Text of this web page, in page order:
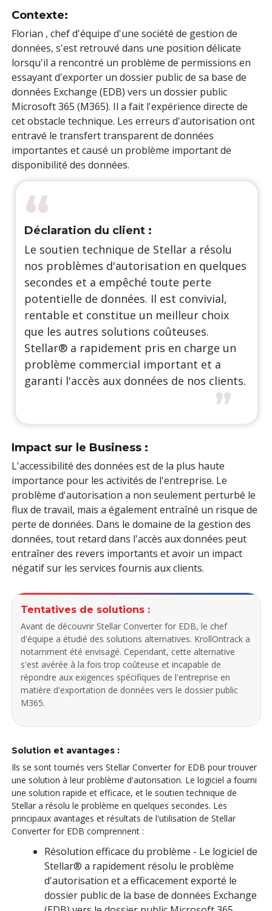
Contexte:
Florian , chef d'équipe d'une société de gestion de
données, s'est retrouvé dans une position délicate
lorsqu'il a rencontré un problème de permissions en
essayant d'exporter un dossier public de sa base de
données Exchange (EDB) vers un dossier public
Microsoft 365 (M365). Il a fait l'expérience directe de
cet obstacle technique. Les erreurs d'autorisation ont
entravé le transfert transparent de données
importantes et causé un problème important de
disponibilité des données.
“
Déclaration du client :
Le soutien technique de Stellar a résolu
nos problèmes d'autorisation en quelques
secondes et a empêché toute perte
potentielle de données. Il est convivial,
rentable et constitue un meilleur choix
que les autres solutions coûteuses.
Stellar® a rapidement pris en charge un
problème commercial important et a
garanti l'accès aux données de nos clients.
”
Impact sur le Business :
L'accessibilité des données est de la plus haute
importance pour les activités de l'entreprise. Le
problème d'autorisation a non seulement perturbé le
flux de travail, mais a également entraîné un risque de
perte de données. Dans le domaine de la gestion des
données, tout retard dans l'accès aux données peut
entraîner des revers importants et avoir un impact
négatif sur les services fournis aux clients.
Tentatives de solutions :
Avant de découvrir Stellar Converter for EDB, le chef
d'équipe a étudié des solutions alternatives. KrollOntrack a
notamment été envisagé. Cependant, cette alternative
s'est avérée à la fois trop coûteuse et incapable de
répondre aux exigences spécifiques de l'entreprise en
matière d'exportation de données vers le dossier public
M365.
Solution et avantages :
Ils se sont tournés vers Stellar Converter for EDB pour trouver
une solution à leur problème d'autorisation. Le logiciel a fourni
une solution rapide et efficace, et le soutien technique de
Stellar a résolu le problème en quelques secondes. Les
principaux avantages et résultats de l'utilisation de Stellar
Converter for EDB comprennent :
Résolution efficace du problème - Le logiciel de
Stellar® a rapidement résolu le problème
d'autorisation et a efficacement exporté le
dossier public de la base de données Exchange